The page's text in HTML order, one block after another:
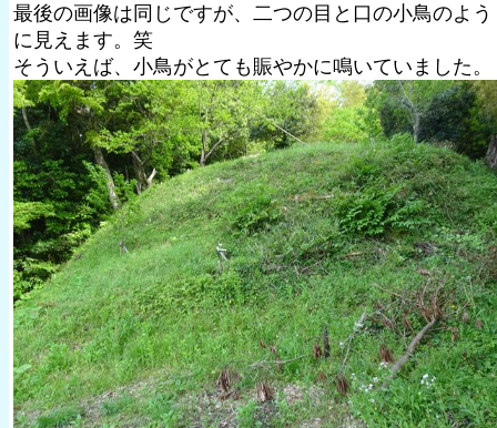
最後の画像は同じですが、二つの目と口の小鳥のよう
に見えます。笑
そういえば、小鳥がとても賑やかに鳴いていました。